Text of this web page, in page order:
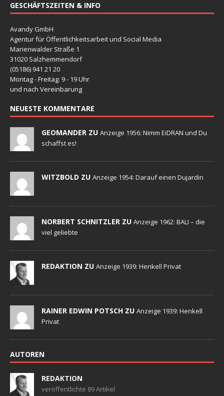
GESCHÄFTSZEITEN & INFO
Avandy GmbH
Agentur für Öffentlichkeitsarbeit und Social Media
Marienwalder Straße 1
31020 Salzhemmendorf
(05186) 941 21 20
Montag - Freitag: 9 - 19 Uhr
und nach Vereinbarung
NEUESTE KOMMENTARE
GEOMANDER ZU Anzeige 1956: Nimm EiDRAN und Du
schaffst es!
WITZBOLD ZU Anzeige 1954: Darauf einen Dujardin
NORBERT SCHNITZLER ZU Anzeige 1962: BALI – die
viel geliebte
REDAKTION ZU Anzeige 1939: Henkell Privat
RAINER EDWIN POTSCH ZU Anzeige 1939: Henkell
Privat
AUTOREN
REDAKTION
veröffentlichte 89 Artikel